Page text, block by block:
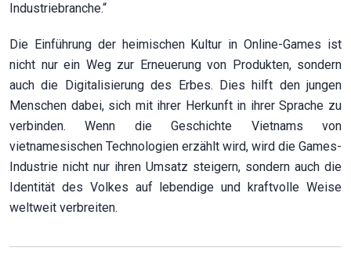
Industriebranche.“
Die Einführung der heimischen Kultur in Online-Games ist
nicht nur ein Weg zur Erneuerung von Produkten, sondern
auch die Digitalisierung des Erbes. Dies hilft den jungen
Menschen dabei, sich mit ihrer Herkunft in ihrer Sprache zu
verbinden. Wenn die Geschichte Vietnams von
vietnamesischen Technologien erzählt wird, wird die Games-
Industrie nicht nur ihren Umsatz steigern, sondern auch die
Identität des Volkes auf lebendige und kraftvolle Weise
weltweit verbreiten.